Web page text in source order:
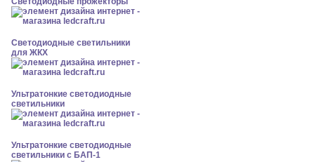
Светодиодные светильники
для ЖКХ
Ультратонкие светодиодные
светильники
Ультратонкие светодиодные
светильники с БАП-1